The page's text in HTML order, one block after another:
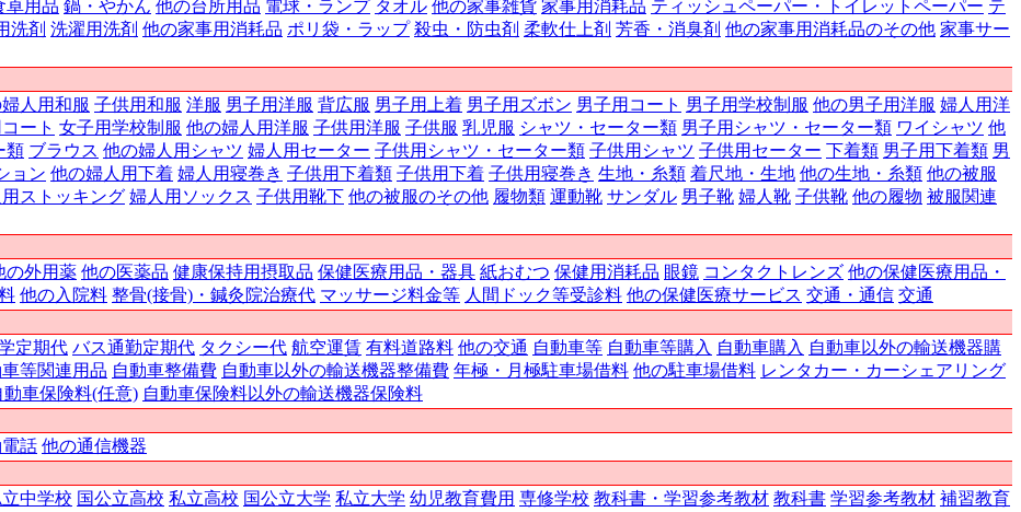
卓用品 鍋・やかん 他の台所用品 電球・ランプ タオル 他の家事雑貨 家事用消耗品 ティッシュペーパー・トイレットペーパー テ
洗剤 洗濯用洗剤 他の家事用消耗品 ポリ袋・ラップ 殺虫・防虫剤 柔軟仕上剤 芳香・消臭剤 他の家事用消耗品のその他 家事サー
人用和服 子供用和服 洋服 男子用洋服 背広服 男子用上着 男子用ズボン 男子用コート 男子用学校制服 他の男子用洋服 婦人用洋
ート 女子用学校制服 他の婦人用洋服 子供用洋服 子供服 乳児服 シャツ・セーター類 男子用シャツ・セーター類 ワイシャツ 他
類 ブラウス 他の婦人用シャツ 婦人用セーター 子供用シャツ・セーター類 子供用シャツ 子供用セーター 下着類 男子用下着類 男
ョン 他の婦人用下着 婦人用寝巻き 子供用下着類 子供用下着 子供用寝巻き 生地・糸類 着尺地・生地 他の生地・糸類 他の被服
ストッキング 婦人用ソックス 子供用靴下 他の被服のその他 履物類 運動靴 サンダル 男子靴 婦人靴 子供靴 他の履物 被服関連
の外用薬 他の医薬品 健康保持用摂取品 保健医療用品・器具 紙おむつ 保健用消耗品 眼鏡 コンタクトレンズ 他の保健医療用品・
他の入院料 整骨(接骨)・鍼灸院治療代 マッサージ料金等 人間ドック等受診料 他の保健医療サービス 交通・通信 交通
定期代 バス通勤定期代 タクシー代 航空運賃 有料道路料 他の交通 自動車等 自動車等購入 自動車購入 自動車以外の輸送機器購
車等関連用品 自動車整備費 自動車以外の輸送機器整備費 年極・月極駐車場借料 他の駐車場借料 レンタカー・カーシェアリング
動車保険料(任意) 自動車保険料以外の輸送機器保険料
話 他の通信機器
中学校 国公立高校 私立高校 国公立大学 私立大学 幼児教育費用 専修学校 教科書・学習参考教材 教科書 学習参考教材 補習教育